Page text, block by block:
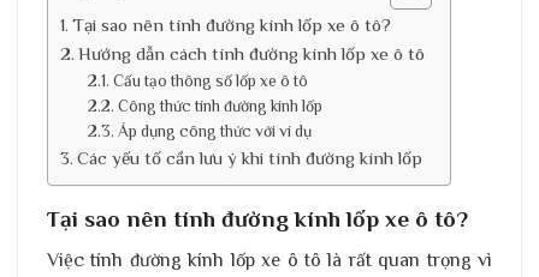
Tại sao nên tính đường kính lốp xe ô tô?
Hướng dẫn cách tính đường kính lốp xe ô tô​
Cấu tạo thông số lốp xe ô tô
Công thức tính đường kính lốp
Áp dụng công thức với ví dụ
Các yếu tố cần lưu ý khi tính đường kính lốp
Tại sao nên tính đường kính lốp xe ô tô?
Việc tính đường kính lốp xe ô tô là rất quan trọng vì